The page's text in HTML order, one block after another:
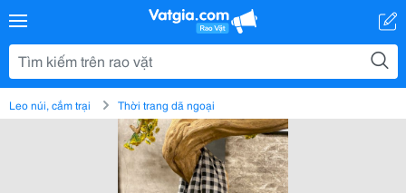
Leo núi, cắm trại Thời trang dã ngoại